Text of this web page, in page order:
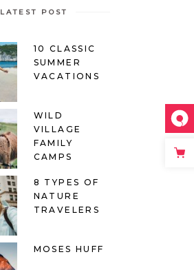
LATEST POST
10 CLASSIC
SUMMER
VACATIONS
WILD
VILLAGE
FAMILY
CAMPS
8 TYPES OF
NATURE
TRAVELERS
MOSES HUFF